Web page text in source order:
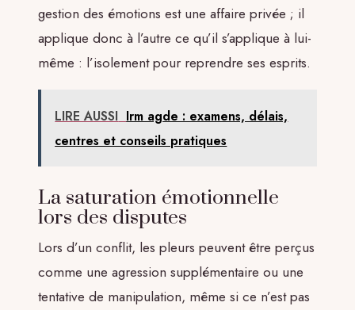
gestion des émotions est une affaire privée ; il
applique donc à l’autre ce qu’il s’applique à lui-
même : l’isolement pour reprendre ses esprits.
LIRE AUSSI Irm agde : examens, délais,
centres et conseils pratiques
La saturation émotionnelle
lors des disputes
Lors d’un conflit, les pleurs peuvent être perçus
comme une agression supplémentaire ou une
tentative de manipulation, même si ce n’est pas